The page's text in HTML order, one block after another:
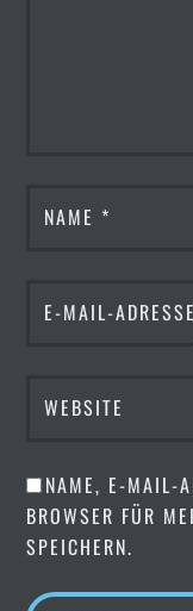
NAME *
E-MAIL-ADRESSE
WEBSITE
NAME, E-MAIL-
BROWSER FÜR
SPEICHERN.